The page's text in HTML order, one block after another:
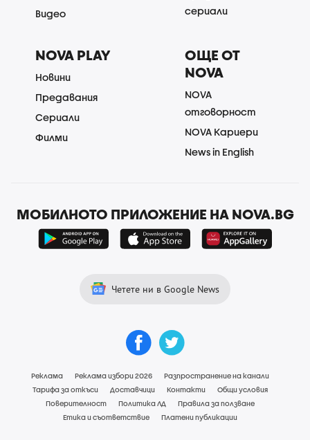
Видео
сериали
NOVA PLAY
Новини
Предавания
Сериали
Филми
ОЩЕ ОТ
NOVA
NOVA
отговорност
NOVA Кариери
News in English
МОБИЛНОТО ПРИЛОЖЕНИЕ НА NOVA.BG
Четете ни в Google News
Реклама Реклама избори 2026
Разпространение на канали
Тарифа за откъси
Доставчици Контакти
Общи условия
Поверителност
Политика ЛД
Правила за ползване
Етика и съответствие
Платени публикации